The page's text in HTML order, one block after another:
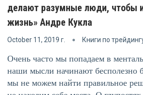
делают разумные люди, чтобы
жизнь» Андре Кукла
October 11, 2019 г. Книги по
Очень часто мы попадаем в
наши мысли начинают бесполезно
мы не можем найти правильное